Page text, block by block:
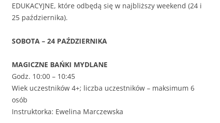
EDUKACYJNE, które odbędą się w najbliższy weekend (24 i
25 października).
SOBOTA – 24 PAŹDZIERNIKA
MAGICZNE BAŃKI MYDLANE
Godz. 10:00 – 10:45
Wiek uczestników 4+; liczba uczestników – maksimum 6
osób
Instruktorka: Ewelina Marczewska